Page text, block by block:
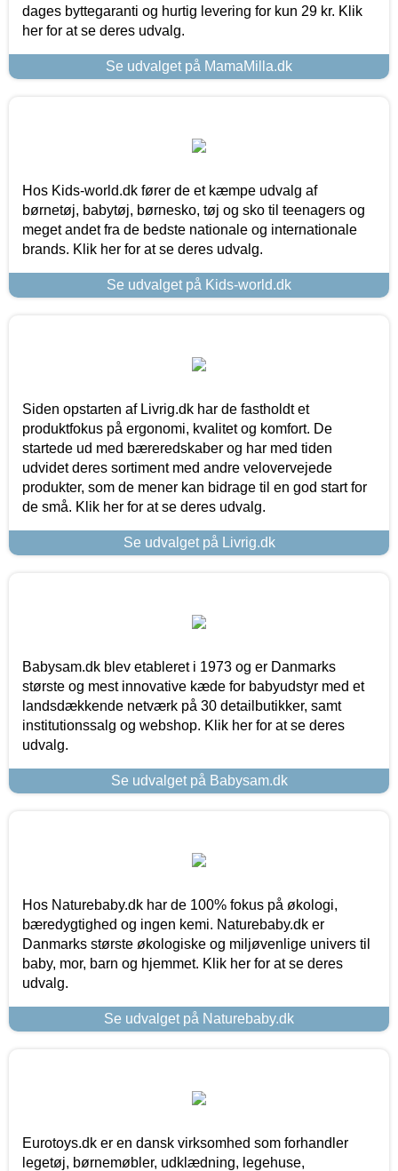
dages byttegaranti og hurtig levering for kun 29 kr. Klik
her for at se deres udvalg.
Se udvalget på MamaMilla.dk
Hos Kids-world.dk fører de et kæmpe udvalg af
børnetøj, babytøj, børnesko, tøj og sko til teenagers og
meget andet fra de bedste nationale og internationale
brands. Klik her for at se deres udvalg.
Se udvalget på Kids-world.dk
Siden opstarten af Livrig.dk har de fastholdt et
produktfokus på ergonomi, kvalitet og komfort. De
startede ud med bæreredskaber og har med tiden
udvidet deres sortiment med andre velovervejede
produkter, som de mener kan bidrage til en god start for
de små. Klik her for at se deres udvalg.
Se udvalget på Livrig.dk
Babysam.dk blev etableret i 1973 og er Danmarks
største og mest innovative kæde for babyudstyr med et
landsdækkende netværk på 30 detailbutikker, samt
institutionssalg og webshop. Klik her for at se deres
udvalg.
Se udvalget på Babysam.dk
Hos Naturebaby.dk har de 100% fokus på økologi,
bæredygtighed og ingen kemi. Naturebaby.dk er
Danmarks største økologiske og miljøvenlige univers til
baby, mor, barn og hjemmet. Klik her for at se deres
udvalg.
Se udvalget på Naturebaby.dk
Eurotoys.dk er en dansk virksomhed som forhandler
legetøj, børnemøbler, udklædning, legehuse,